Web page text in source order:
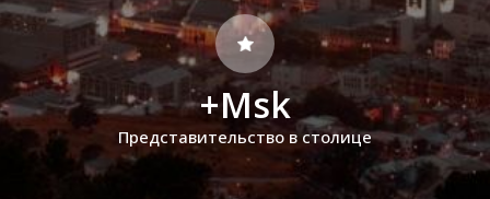
+Msk
Представительство в столице